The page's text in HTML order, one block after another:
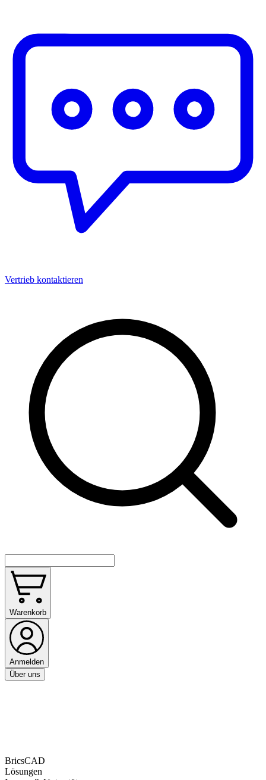
Vertrieb kontaktieren
Warenkorb
Anmelden
Über uns
BricsCAD
Lösungen